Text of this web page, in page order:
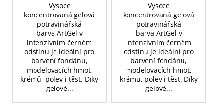
Vysoce
koncentrovaná gelová
potravinářská
barva ArtGel v
intenzivním černém
odstínu je ideální pro
barvení fondánu,
modelovacích hmot,
krémů, polev i těst. Díky
gelové...
Vysoce
koncentrovaná gelová
potravinářská
barva ArtGel v
intenzivním černém
odstínu je ideální pro
barvení fondánu,
modelovacích hmot,
krémů, polev i těst. Díky
gelové...